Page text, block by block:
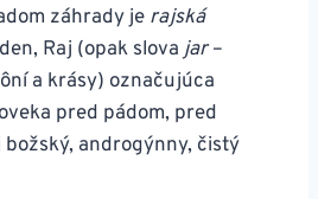
záhrady je rajská
Raj (opak slova jar–
a krásy) označujúca
pred pádom, pred
androgýnny, čistý